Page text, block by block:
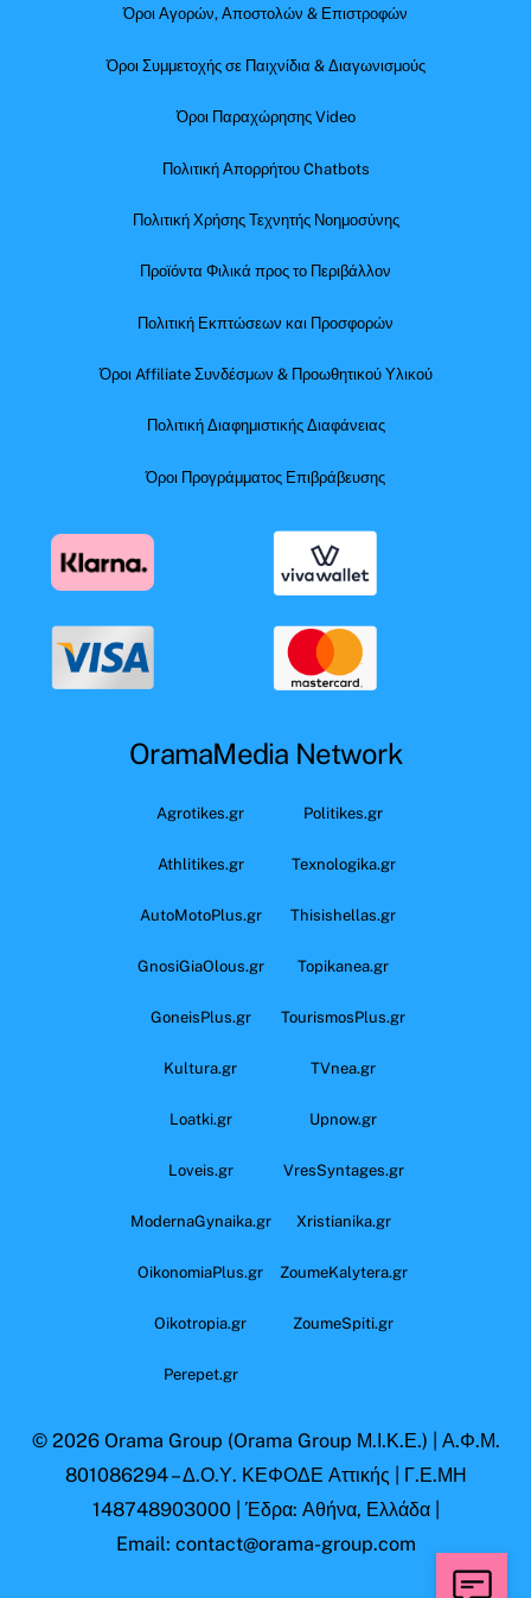
Όροι Αγορών, Αποστολών & Επιστροφών
Όροι Συμμετοχής σε Παιχνίδια & Διαγωνισμούς
Όροι Παραχώρησης Video
Πολιτική Απορρήτου Chatbots
Πολιτική Χρήσης Τεχνητής Νοημοσύνης
Προϊόντα Φιλικά προς το Περιβάλλον
Πολιτική Εκπτώσεων και Προσφορών
Όροι Affiliate Συνδέσμων & Προωθητικού Υλικού
Πολιτική Διαφημιστικής Διαφάνειας
Όροι Προγράμματος Επιβράβευσης
OramaMedia Network
Agrotikes.gr Politikes.gr
Athlitikes.gr Texnologika.gr
AutoMotoPlus.gr Thisishellas.gr
GnosiGiaOlous.gr Topikanea.gr
GoneisPlus.gr TourismosPlus.gr
Kultura.gr TVnea.gr
Loatki.gr Upnow.gr
Loveis.gr VresSyntages.gr
ModernaGynaika.gr Xristianika.gr
OikonomiaPlus.gr ZoumeKalytera.gr
Oikotropia.gr ZoumeSpiti.gr
Perepet.gr
© 2026 Orama Group (Orama Group Μ.Ι.Κ.Ε.) | Α.Φ.Μ.
801086294 – Δ.Ο.Υ. ΚΕΦΟΔΕ Αττικής | Γ.Ε.ΜΗ
148748903000 | Έδρα: Αθήνα, Ελλάδα |
Email: contact@orama-group.com